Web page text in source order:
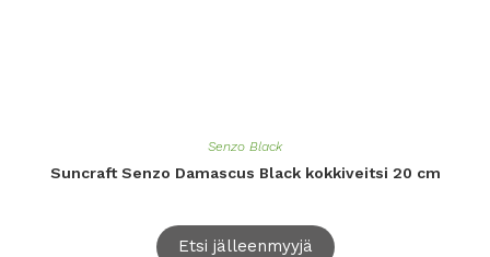
Senzo Black
Suncraft Senzo Damascus Black kokkiveitsi 20 cm
Etsi jälleenmyyjä